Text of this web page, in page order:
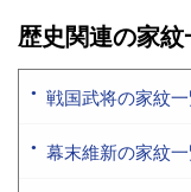
歴史関連の家紋
戦国武将の家紋
幕末維新の家紋